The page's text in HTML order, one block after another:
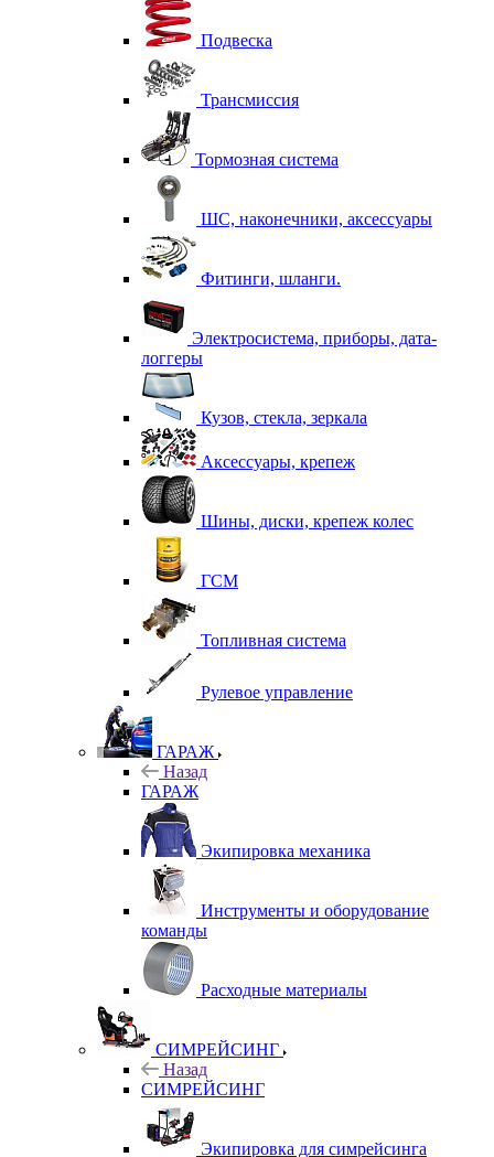
Подвеска
Трансмиссия
Тормозная система
ШС, наконечники, аксессуары
Фитинги, шланги.
Электросистема, приборы, дата-
логгеры
Кузов, стекла, зеркала
Аксессуары, крепеж
Шины, диски, крепеж колес
ГСМ
Топливная система
Рулевое управление
ГАРАЖ
Назад
ГАРАЖ
Экипировка механика
Инструменты и оборудование
команды
Расходные материалы
СИМРЕЙСИНГ
Назад
СИМРЕЙСИНГ
Экипировка для симрейсинга